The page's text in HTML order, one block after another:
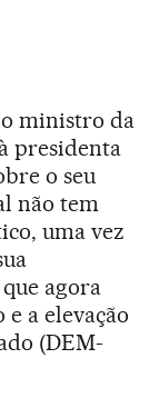
o ministro da
presidenta
o seu
não tem
uma vez
agora
a elevação
(DEM-